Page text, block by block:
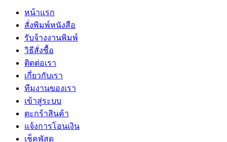
หน้าแรก
สั่งพิมพ์หนังสือ
รับจ้างงานพิมพ์
วิธีสั่งซื้อ
ติดต่อเรา
เกี่ยวกับเรา
ทีมงานของเรา
เข้าสู่ระบบ
ตะกร้าสินค้า
แจ้งการโอนเงิน
เช็คพัสดุ